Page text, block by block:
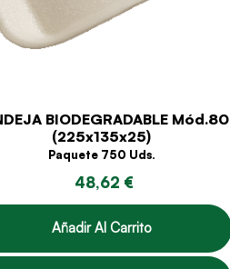
BIODEGRADABLE Mód.80
(225x135x25)
Paquete 750 Uds.
48,62 €
Añadir Al Carrito